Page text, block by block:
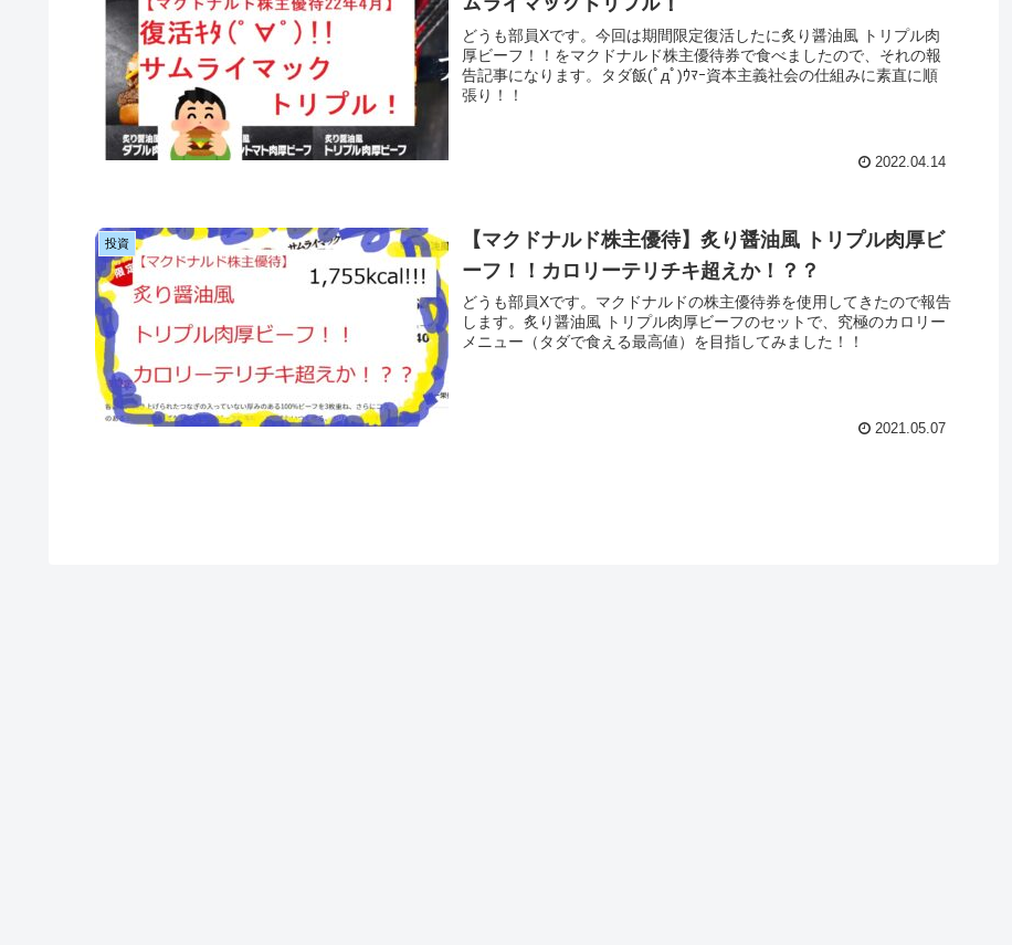
どうも部員Xです。今回は期間限定復活したに炙り醤油風 トリプル肉
厚ビーフ！！をマクドナルド株主優待券で食べましたので、それの報
告記事になります。タダ飯(ﾟдﾟ)ｳﾏｰ資本主義社会の仕組みに素直に順
張り！！
2022.04.14
投資
【マクドナルド株主優待】炙り醤油風 トリプル肉厚ビ
ーフ！！カロリーテリチキ超えか！？？
どうも部員Xです。マクドナルドの株主優待券を使用してきたので報告
します。炙り醤油風 トリプル肉厚ビーフのセットで、究極のカロリー
メニュー（タダで食える最高値）を目指してみました！！
2021.05.07